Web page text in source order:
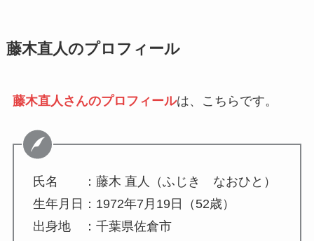
藤木直人のプロフィール
藤木直人さんのプロフィールは、こちらです。
氏名 ：藤木 直人（ふじき なおひと）
生年月日：1972年7月19日（52歳）
出身地 ：千葉県佐倉市